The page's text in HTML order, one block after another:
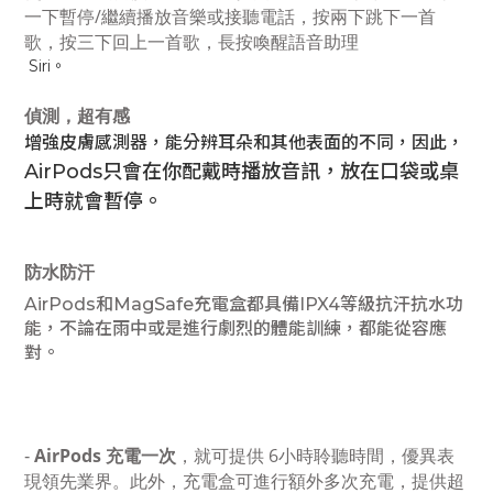
一下暫停/繼續播放音樂或接聽電話，按兩下跳下一首
歌，按三下回上一首歌，長按喚醒語音助理
Siri。
偵測，超有感
增強皮膚感測器，能分辨耳朵和其他表面的不同，因此，
AirPods只會在你配戴時播放音訊，放在口袋或桌
上時就會暫停。
防水防汗
AirPods和MagSafe充電盒都具備IPX4等級抗汗抗水功
能，不論在雨中或是進行劇烈的體能訓練，都能從容應
對。
- AirPods 充電一次 ，就可提供 6小時聆聽時間，優異表
現領先業界。此外，充電盒可進行額外多次充電，提供超